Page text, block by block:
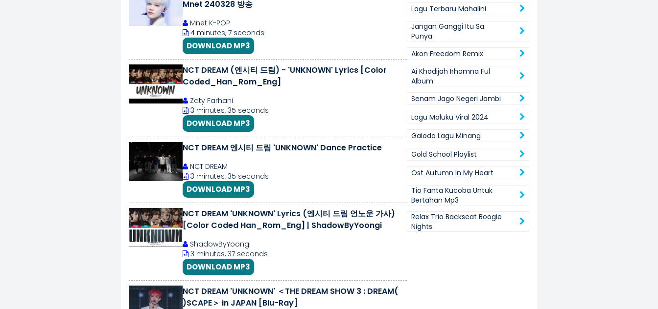
Mnet 240328 방송
Mnet K-POP
4 minutes, 7 seconds
DOWNLOAD MP3
NCT DREAM (엔시티 드림) - 'UNKNOWN' Lyrics [Color
Coded_Han_Rom_Eng]
Zaty Farhani
3 minutes, 35 seconds
DOWNLOAD MP3
NCT DREAM 엔시티 드림 'UNKNOWN' Dance Practice
NCT DREAM
3 minutes, 35 seconds
DOWNLOAD MP3
NCT DREAM 'UNKNOWN' Lyrics (엔시티 드림 언노운 가사)
[Color Coded Han_Rom_Eng] | ShadowByYoongi
ShadowByYoongi
3 minutes, 37 seconds
DOWNLOAD MP3
NCT DREAM 'UNKNOWN' ＜THE DREAM SHOW 3 : DREAM(
)SCAPE＞ in JAPAN [Blu-Ray]
Lagu Terbaru Mahalini
Jangan Ganggi Itu Sa
Punya
Akon Freedom Remix
Ai Khodijah Irhamna Ful
Album
Senam Jago Negeri Jambi
Lagu Maluku Viral 2024
Galodo Lagu Minang
Gold School Playlist
Ost Autumn In My Heart
Tio Fanta Kucoba Untuk
Bertahan Mp3
Relax Trio Backseat Boogie
Nights